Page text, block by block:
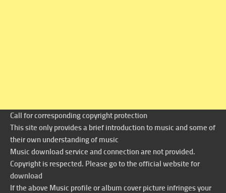
Call for corresponding copyright protection
This site only provides a brief introduction to music and some of
their own understanding of music
Music download service and connection are not provided.
Copyright is respected. Please go to the official website for
download
If the above Music profile or album cover picture infringes your